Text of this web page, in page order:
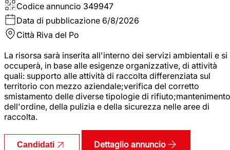
Codice annuncio 349947
Data di pubblicazione 6/8/2026
Città Riva del Po
La risorsa sarà inserita all'interno dei servizi ambientali e si
occuperà, in base alle esigenze organizzative, di attività
quali: supporto alle attività di raccolta differenziata sul
territorio con mezzo aziendale;verifica del corretto
smistamento delle diverse tipologie di rifiuto;mantenimento
dell'ordine, della pulizia e della sicurezza nelle aree di
raccolta.
Candidati Dettaglio annuncio